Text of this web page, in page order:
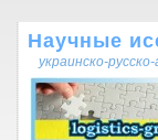
Научные
украинско-